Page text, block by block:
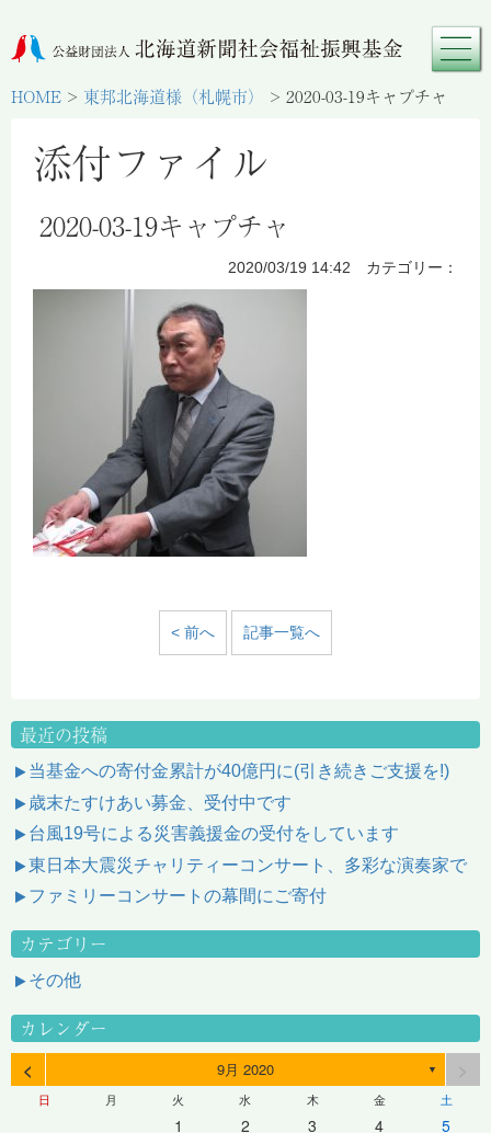
HOME > 東邦北海道様（札幌市） > 2020-03-19キャプチャ
添付ファイル
2020-03-19キャプチャ
2020/03/19 14:42 カテゴリー：
< 前へ 記事一覧へ
最近の投稿
当基金への寄付金累計が40億円に(引き続きご支援を!)
歳末たすけあい募金、受付中です
台風19号による災害義援金の受付をしています
東日本大震災チャリティーコンサート、多彩な演奏家で
ファミリーコンサートの幕間にご寄付
カテゴリー
その他
カレンダー
< 9月 2020 ▼
日 月 火 水 木 金 土
1 2 3 4
5